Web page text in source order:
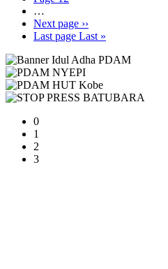
…
Next page ››
Last page Last »
0
1
2
3